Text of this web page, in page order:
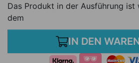
Das Produkt in der Ausführung ist
dem
IN DEN